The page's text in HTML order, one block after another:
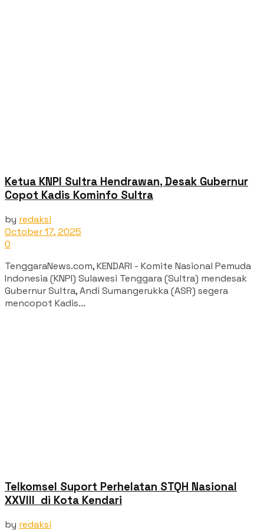
Ketua KNPI Sultra Hendrawan, Desak Gubernur
Copot Kadis Kominfo Sultra
by redaksi
October 17, 2025
0
TenggaraNews.com, KENDARI - Komite Nasional Pemuda
Indonesia (KNPI) Sulawesi Tenggara (Sultra) mendesak
Gubernur Sultra, Andi Sumangerukka (ASR) segera
mencopot Kadis...
Telkomsel Suport Perhelatan STQH Nasional
XXVIII di Kota Kendari
by redaksi